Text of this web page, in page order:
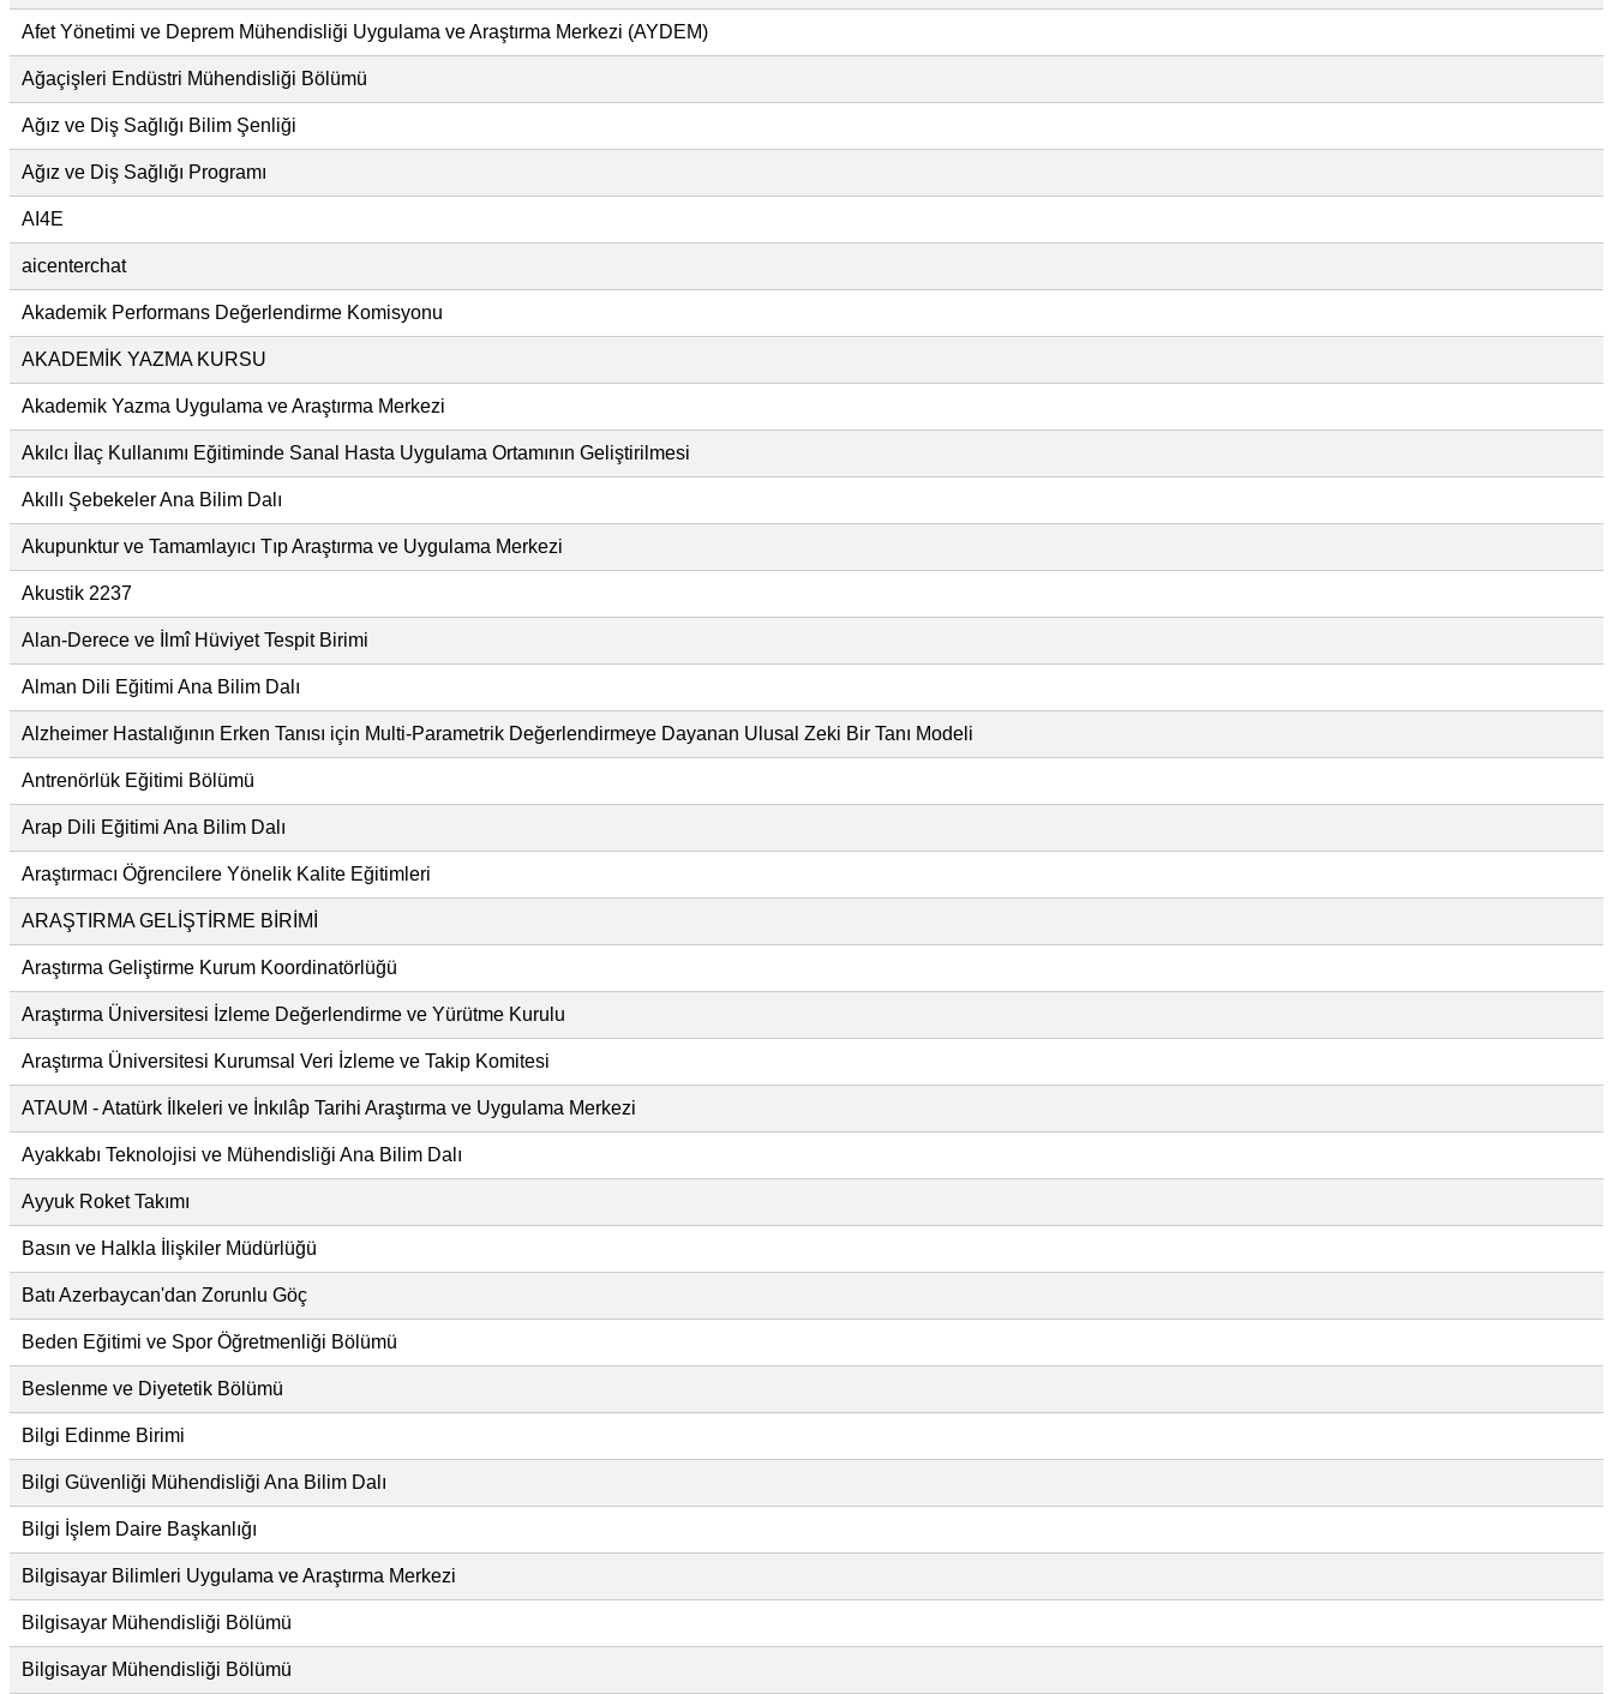
Afet Yönetimi ve Deprem Mühendisliği Uygulama ve Araştırma Merkezi (AYDEM)
Ağaçişleri Endüstri Mühendisliği Bölümü
Ağız ve Diş Sağlığı Bilim Şenliği
Ağız ve Diş Sağlığı Programı
AI4E
aicenterchat
Akademik Performans Değerlendirme Komisyonu
AKADEMİK YAZMA KURSU
Akademik Yazma Uygulama ve Araştırma Merkezi
Akılcı İlaç Kullanımı Eğitiminde Sanal Hasta Uygulama Ortamının Geliştirilmesi
Akıllı Şebekeler Ana Bilim Dalı
Akupunktur ve Tamamlayıcı Tıp Araştırma ve Uygulama Merkezi
Akustik 2237
Alan-Derece ve İlmî Hüviyet Tespit Birimi
Alman Dili Eğitimi Ana Bilim Dalı
Alzheimer Hastalığının Erken Tanısı için Multi-Parametrik Değerlendirmeye Dayanan Ulusal Zeki Bir Tanı Modeli
Antrenörlük Eğitimi Bölümü
Arap Dili Eğitimi Ana Bilim Dalı
Araştırmacı Öğrencilere Yönelik Kalite Eğitimleri
ARAŞTIRMA GELİŞTİRME BİRİMİ
Araştırma Geliştirme Kurum Koordinatörlüğü
Araştırma Üniversitesi İzleme Değerlendirme ve Yürütme Kurulu
Araştırma Üniversitesi Kurumsal Veri İzleme ve Takip Komitesi
ATAUM - Atatürk İlkeleri ve İnkılâp Tarihi Araştırma ve Uygulama Merkezi
Ayakkabı Teknolojisi ve Mühendisliği Ana Bilim Dalı
Ayyuk Roket Takımı
Basın ve Halkla İlişkiler Müdürlüğü
Batı Azerbaycan'dan Zorunlu Göç
Beden Eğitimi ve Spor Öğretmenliği Bölümü
Beslenme ve Diyetetik Bölümü
Bilgi Edinme Birimi
Bilgi Güvenliği Mühendisliği Ana Bilim Dalı
Bilgi İşlem Daire Başkanlığı
Bilgisayar Bilimleri Uygulama ve Araştırma Merkezi
Bilgisayar Mühendisliği Bölümü
Bilgisayar Mühendisliği Bölümü